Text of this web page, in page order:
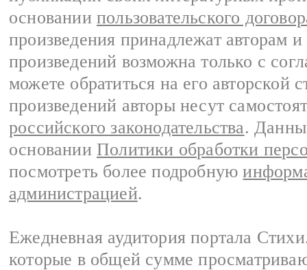
основании пользовательского
произведения принадлежат авторам
произведений возможна только с
можете обратиться на его авторской
произведений авторы несут
российского законодательства.
основании Политики обработки
посмотреть более подробную
администрацией.
Ежедневная аудитория портала
которые в общей сумме